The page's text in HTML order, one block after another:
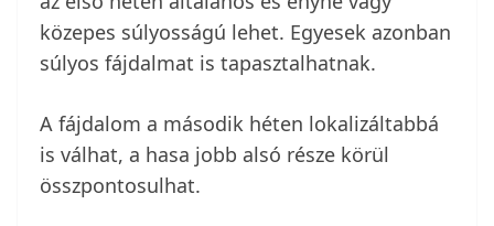
közepes súlyosságú lehet. Egyesek azonban
súlyos fájdalmat is tapasztalhatnak.
A fájdalom a második héten lokalizáltabbá
is válhat, a hasa jobb alsó része körül
összpontosulhat.